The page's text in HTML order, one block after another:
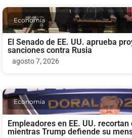
Economia
El Senado de EE. UU. aprueba
sanciones contra Rusia
agosto 7, 2026
Economia
Empleadores en EE. UU.
mientras Trump defiende su